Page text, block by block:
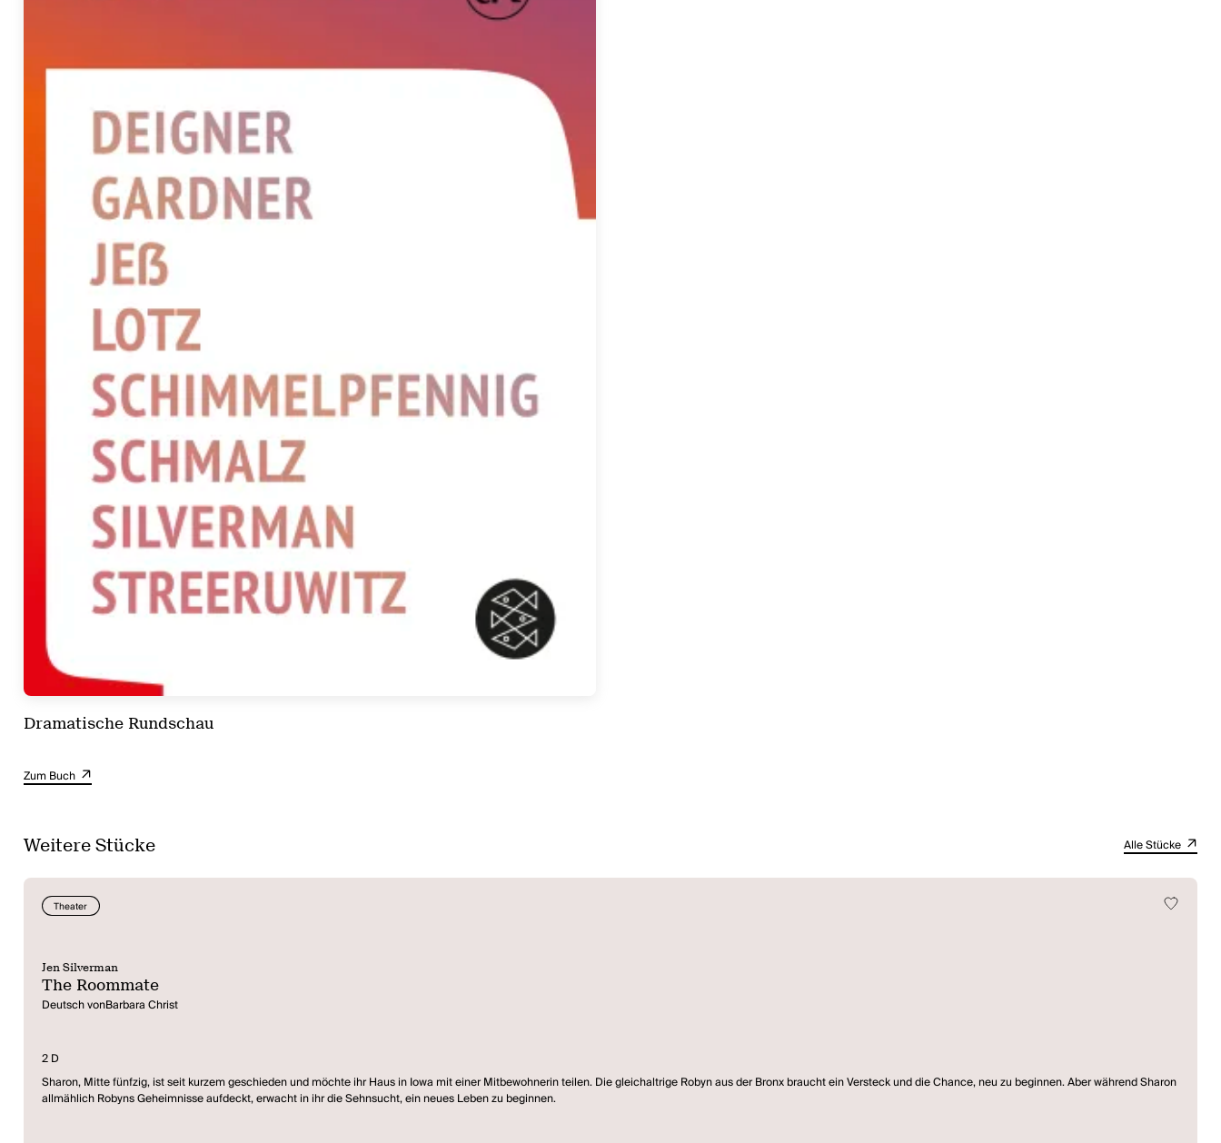
Dramatische Rundschau
Zum Buch
Weitere Stücke Alle Stücke
Theater
Jen Silverman
The Roommate
Deutsch vonBarbara Christ
2 D
Sharon, Mitte fünfzig, ist seit kurzem geschieden und möchte ihr Haus in Iowa mit einer Mitbewohnerin teilen. Die gleichaltrige Robyn aus der Bronx braucht ein Versteck und die Chance, neu zu beginnen. Aber während Sharon
allmählich Robyns Geheimnisse aufdeckt, erwacht in ihr die Sehnsucht, ein neues Leben zu beginnen.